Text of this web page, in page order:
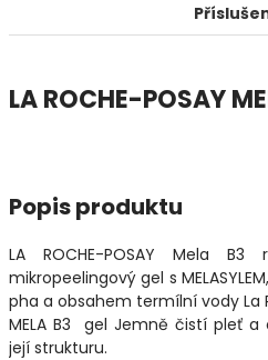
LA ROCHE-POSAY
Popis produktu
LA ROCHE-POSAY Mela
mikropeelingový gel s
pha a obsahem termílní vody La
MELA B3 gel Jemně čistí pleť a
její strukturu.